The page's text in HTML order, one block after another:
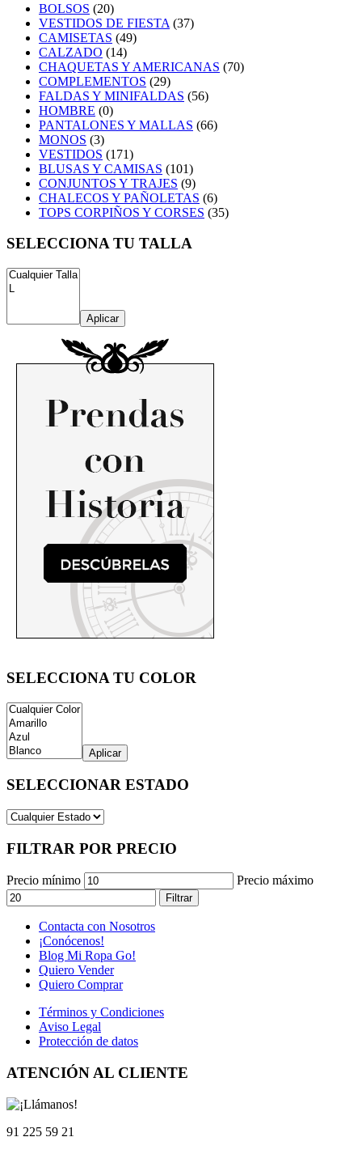
BOLSOS (20)
VESTIDOS DE FIESTA (37)
CAMISETAS (49)
CALZADO (14)
CHAQUETAS Y AMERICANAS (70)
COMPLEMENTOS (29)
FALDAS Y MINIFALDAS (56)
HOMBRE (0)
PANTALONES Y MALLAS (66)
MONOS (3)
VESTIDOS (171)
BLUSAS Y CAMISAS (101)
CONJUNTOS Y TRAJES (9)
CHALECOS Y PAÑOLETAS (6)
TOPS CORPIÑOS Y CORSES (35)
SELECCIONA TU TALLA
Aplicar
SELECCIONA TU COLOR
Aplicar
SELECCIONAR ESTADO
FILTRAR POR PRECIO
Precio mínimo Precio máximo
Filtrar
Contacta con Nosotros
¡Conócenos!
Blog Mi Ropa Go!
Quiero Vender
Quiero Comprar
Términos y Condiciones
Aviso Legal
Protección de datos
ATENCIÓN AL CLIENTE
91 225 59 21